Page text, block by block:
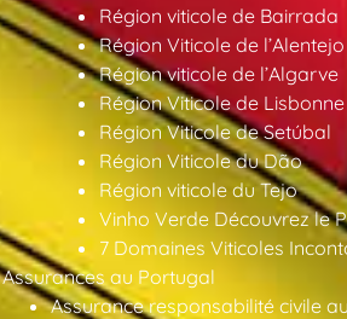
Région viticole de Bairrada
Région Viticole de l’Alentejo
Région viticole de l’Algarve
Région Viticole de Lisbonne
Région Viticole de Setúbal
Région Viticole du Dão
Région viticole du Tejo
Vinho Verde Découvrez le
7 Domaines Viticoles
Assurances au Portugal
Assurance responsabilité civile